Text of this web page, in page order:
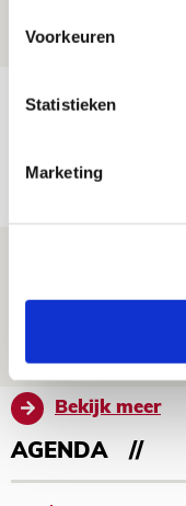
Voorkeuren
Statistieken
Marketing
NIEUWS
Is dit de
07 AUGUSTUS 2026 - 00:36
Trotse
voor mijn
Bekijk meer
AGENDA